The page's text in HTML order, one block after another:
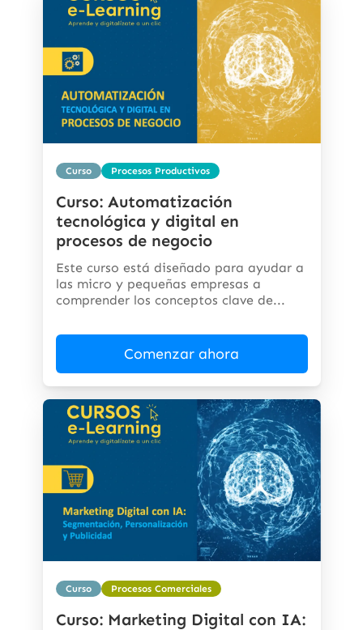
Curso Procesos Productivos
Curso: Automatización
tecnológica y digital en
procesos de negocio
Este curso está diseñado para ayudar a
las micro y pequeñas empresas a
comprender los conceptos clave de...
Comenzar ahora
Curso Procesos Comerciales
Curso: Marketing Digital con IA: